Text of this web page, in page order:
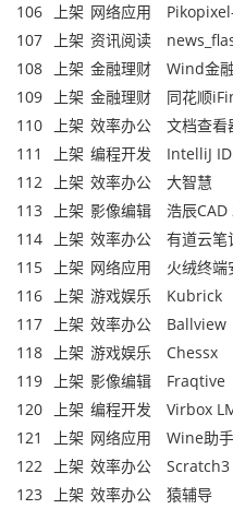
106
上架 网络应用
107
上架 资讯阅读
108
上架 金融理财 Wind金
109
上架 金融理财 同花顺
110
上架 效率办公 文档查看
111
上架 编程开发 IntelliJ
112
上架 效率办公 大智慧
113
上架 影像编辑 浩辰CAD
114
上架 效率办公 有道云笔
115
上架 网络应用 火绒终端
116
上架 游戏娱乐 Kubrick
117
上架 效率办公 Ballview
118
上架 游戏娱乐 Chessx
119
上架 影像编辑 Fraqtive
120
上架 编程开发 Virbox
121
上架 网络应用 Wine助手
122
上架 效率办公 Scratch3
123
上架 效率办公 猿辅导